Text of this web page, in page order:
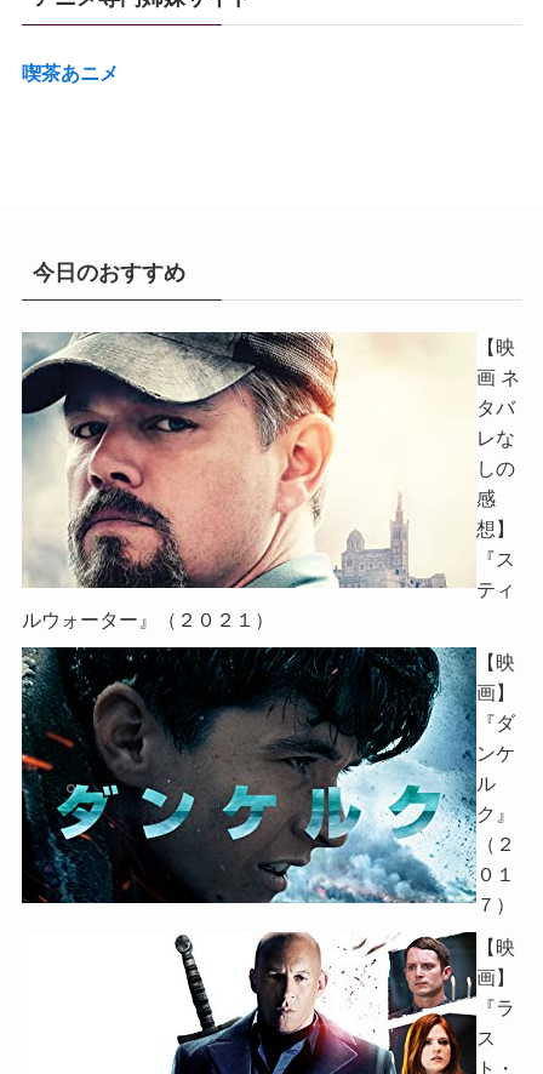
喫茶あニメ
今日のおすすめ
【映
画 ネ
タバ
レな
しの
感
想】
『ス
ティ
ルウォーター』（２０２１）
【映
画】
『ダ
ンケ
ル
ク』
（２
０１
７）
【映
画】
『ラ
ス
ト・